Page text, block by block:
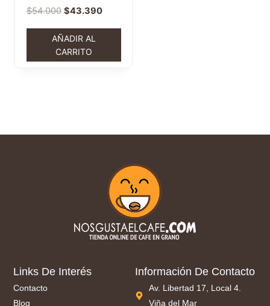
$54.000 $43.390
AÑADIR AL
CARRITO
Links De Interés
Contacto
Blog
Información De Contacto
Av. Libertad 17, Local 4.
Viña del Mar